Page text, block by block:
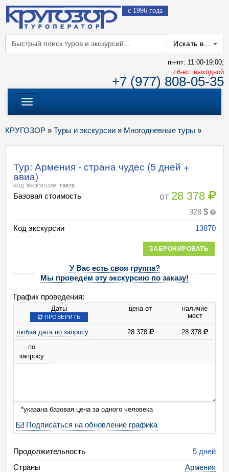
с 1996 года
Искать в...
пн-пт: 11:00-19:00;
cб-вс: выходной
+7 (977) 808-05-35
Меню
КРУГОЗОР » Туры и экскурсии » Многодневные туры »
Тур: Армения - страна чудес (5 дней +
авиа)
КОД ЭКСКУРСИИ: 13870
Базовая стоимость от 28 378
328
Код экскурсии
13870
ЗАБРОНИРОВАТЬ
У Вас есть своя группа?
Мы проведем эту экскурсию по заказу!
График проведения:
Даты
ПРОВЕРИТЬ
цена от
наличие
мест
любая дата по запросу 28 378
28 378
по
запросу
*указана базовая цена за одного человека
Подписаться на обновление графика
Продолжительность
5 дней
Страны
Армения